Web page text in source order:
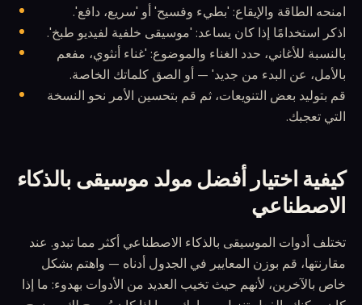
امنحه الطاقة والإيقاع: 'بطيء وفسيح' أو 'سريع، دافع'.
اذكر استخدامًا إذا كان يساعد: 'موسيقى خلفية لفيديو طبخ'.
بالنسبة للأغاني، حدد الغناء والموضوع: 'غناء أنثوي، مفعم
بالأمل، عن البدء من جديد' — أو الصق كلماتك الخاصة.
قم بتوليد بعض التنويعات، ثم قم بتحسين الأمر نحو النسخة
التي تعجبك.
كيفية اختيار أفضل مولد موسيقى بالذكاء
الاصطناعي
تختلف أدوات الموسيقى بالذكاء الاصطناعي أكثر مما تبدو. عند
مقارنتها، قم بوزن المعايير في الجدول أدناه — واهتم بشكل
خاص بالآخرين، لأنهم حيث تخيب العديد من الأدوات بهدوء: ما إذا